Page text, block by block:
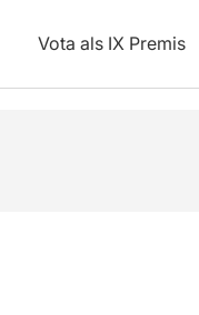
Vota als IX Premis